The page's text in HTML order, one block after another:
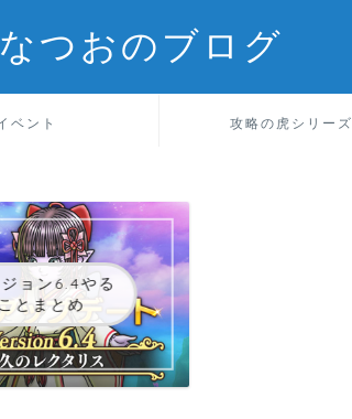
つおのブログ
ベント 攻略の虎シリーズ
ョン6.4やる
とまとめ